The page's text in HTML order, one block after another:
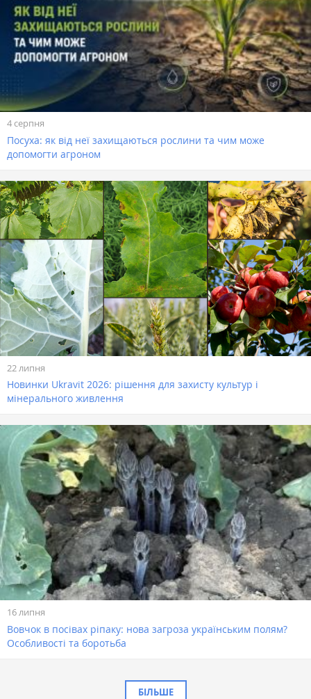
4 серпня
Посуха: як від неї захищаються рослини та чим може
допомогти агроном
22 липня
Новинки Ukravit 2026: рішення для захисту культур і
мінерального живлення
16 липня
Вовчок в посівах ріпаку: нова загроза українським полям?
Особливості та боротьба
БІЛЬШЕ